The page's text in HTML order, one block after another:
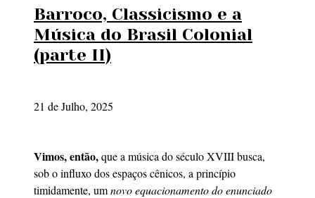
Barroco, Classicismo e a
Música do Brasil Colonial
(parte II)
21 de Julho, 2025
Vimos, então,que a música do século XVIII busca,
sob o influxo dos espaços cênicos, a princípio
timidamente, umnovo equacionamento do enunciado